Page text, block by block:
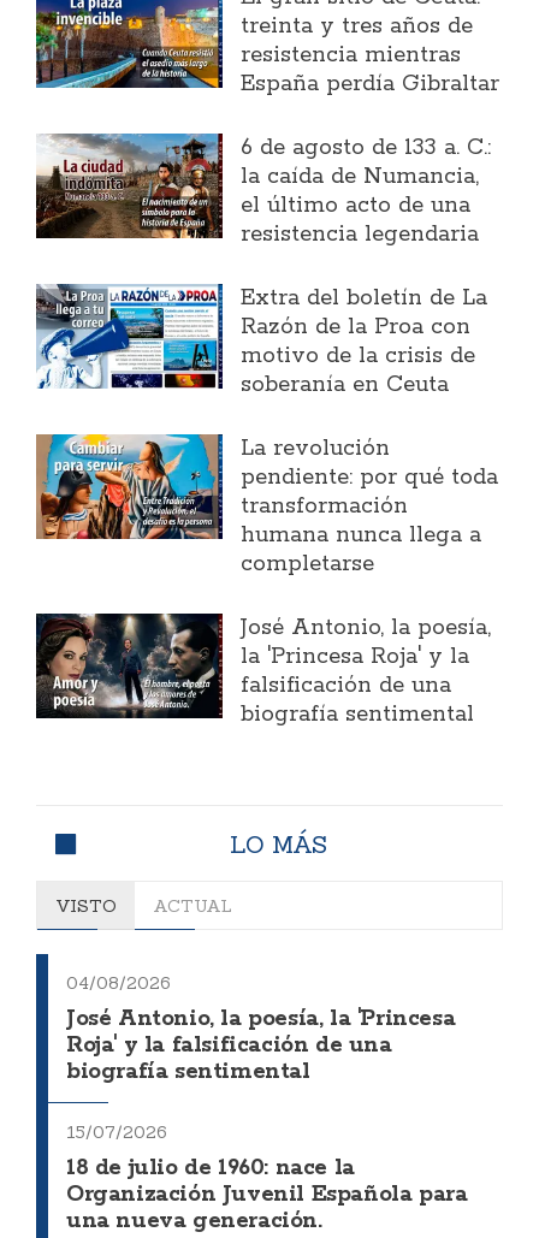
treinta y tres años de
resistencia mientras
España perdía Gibraltar
6 de agosto de 133 a. C.:
la caída de Numancia,
el último acto de una
resistencia legendaria
Extra del boletín de La
Razón de la Proa con
motivo de la crisis de
soberanía en Ceuta
La revolución
pendiente: por qué toda
transformación
humana nunca llega a
completarse
José Antonio, la poesía,
la 'Princesa Roja' y la
falsificación de una
biografía sentimental
LO MÁS
VISTO ACTUAL
04/08/2026
José Antonio, la poesía, la 'Princesa
Roja' y la falsificación de una
biografía sentimental
15/07/2026
18 de julio de 1960: nace la
Organización Juvenil Española para
una nueva generación.